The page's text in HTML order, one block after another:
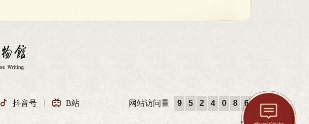
 抖音号  B站 网站访问量 9 5 2 4 0 8 6